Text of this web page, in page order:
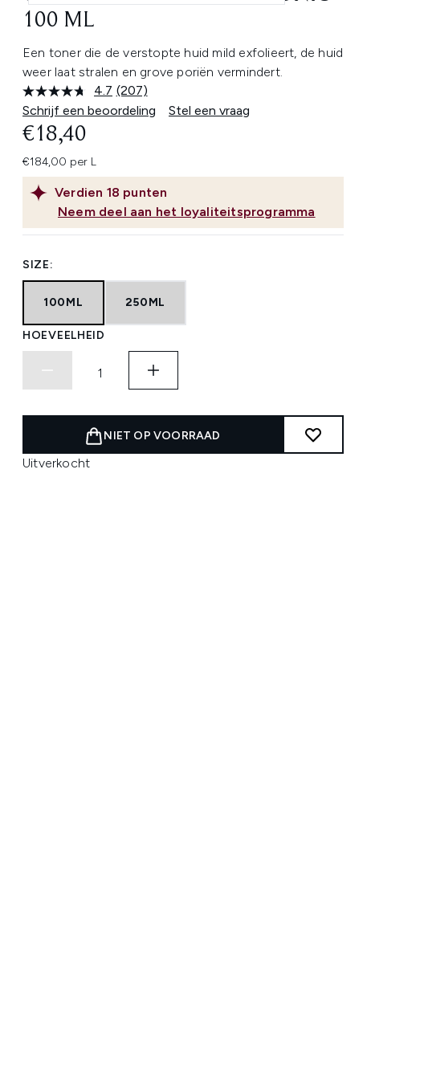
100 ML
Een toner die de verstopte huid mild exfolieert, de huid
weer laat stralen en grove poriën vermindert.
4.7 Lees
207
beoordelingen.
(207)
Schrijf een beoordeling
Stel een vraag
Verdien 18 punten
Neem deel aan het loyaliteitsprogramma
€18,40
€184,00 per L
SIZE:
100ML 250ML
HOEVEELHEID
NIET OP VOORRAAD
Uitverkocht